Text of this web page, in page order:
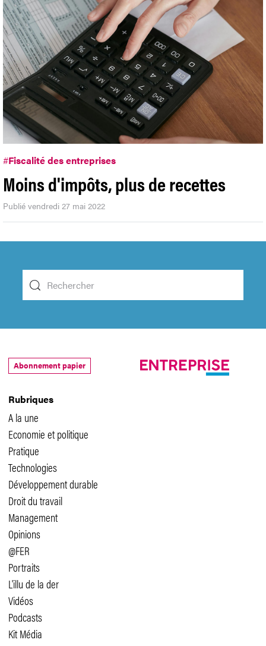
#Fiscalité des entreprises
Moins d'impôts, plus de recettes
Publié vendredi 27 mai 2022
Rubriques
A la une
Economie et politique
Pratique
Technologies
Développement durable
Droit du travail
Management
Opinions
@FER
Portraits
L'illu de la der
Vidéos
Podcasts
Kit Média
Abonnement papier